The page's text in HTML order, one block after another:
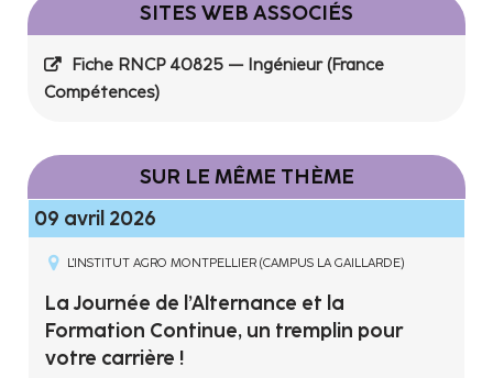
SITES WEB ASSOCIÉS
Fiche RNCP 40825 — Ingénieur (France
Compétences)
SUR LE MÊME THÈME
09 avril 2026
L'INSTITUT AGRO MONTPELLIER (CAMPUS LA GAILLARDE)
La Journée de l’Alternance et la
Formation Continue, un tremplin pour
votre carrière !